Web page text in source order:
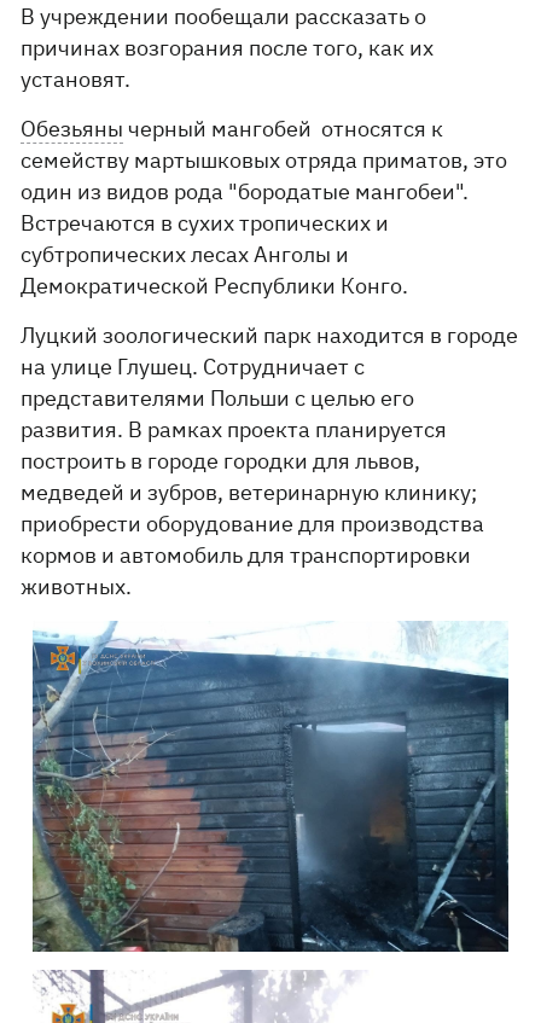
В учреждении пообещали рассказать о
причинах возгорания после того, как их
установят.
Обезьяны черный мангобей относятся к
семейству мартышковых отряда приматов, это
один из видов рода "бородатые мангобеи".
Встречаются в сухих тропических и
субтропических лесах Анголы и
Демократической Республики Конго.
Луцкий зоологический парк находится в городе
на улице Глушец. Сотрудничает с
представителями Польши с целью его
развития. В рамках проекта планируется
построить в городе городки для львов,
медведей и зубров, ветеринарную клинику;
приобрести оборудование для производства
кормов и автомобиль для транспортировки
животных.